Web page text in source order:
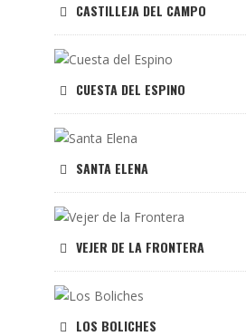
CASTILLEJA DEL CAMPO
CUESTA DEL ESPINO
SANTA ELENA
VEJER DE LA FRONTERA
LOS BOLICHES